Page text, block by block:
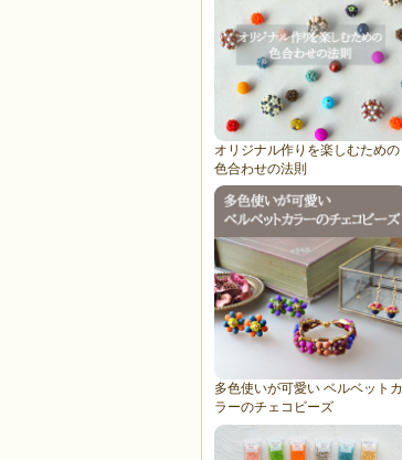
オリジナル作りを楽しむための
色合わせの法則
多色使いが可愛い ベルベットカ
ラーのチェコビーズ